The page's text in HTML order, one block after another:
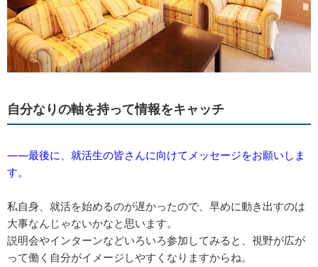
自分なりの軸を持って情報をキャッチ
――最後に、就活生の皆さんに向けてメッセージをお願いしま
す。
私自身、就活を始めるのが遅かったので、早めに動き出すのは
大事なんじゃないかなと思います。
説明会やインターンなどいろいろ参加してみると、視野が広が
って働く自分がイメージしやすくなりますからね。